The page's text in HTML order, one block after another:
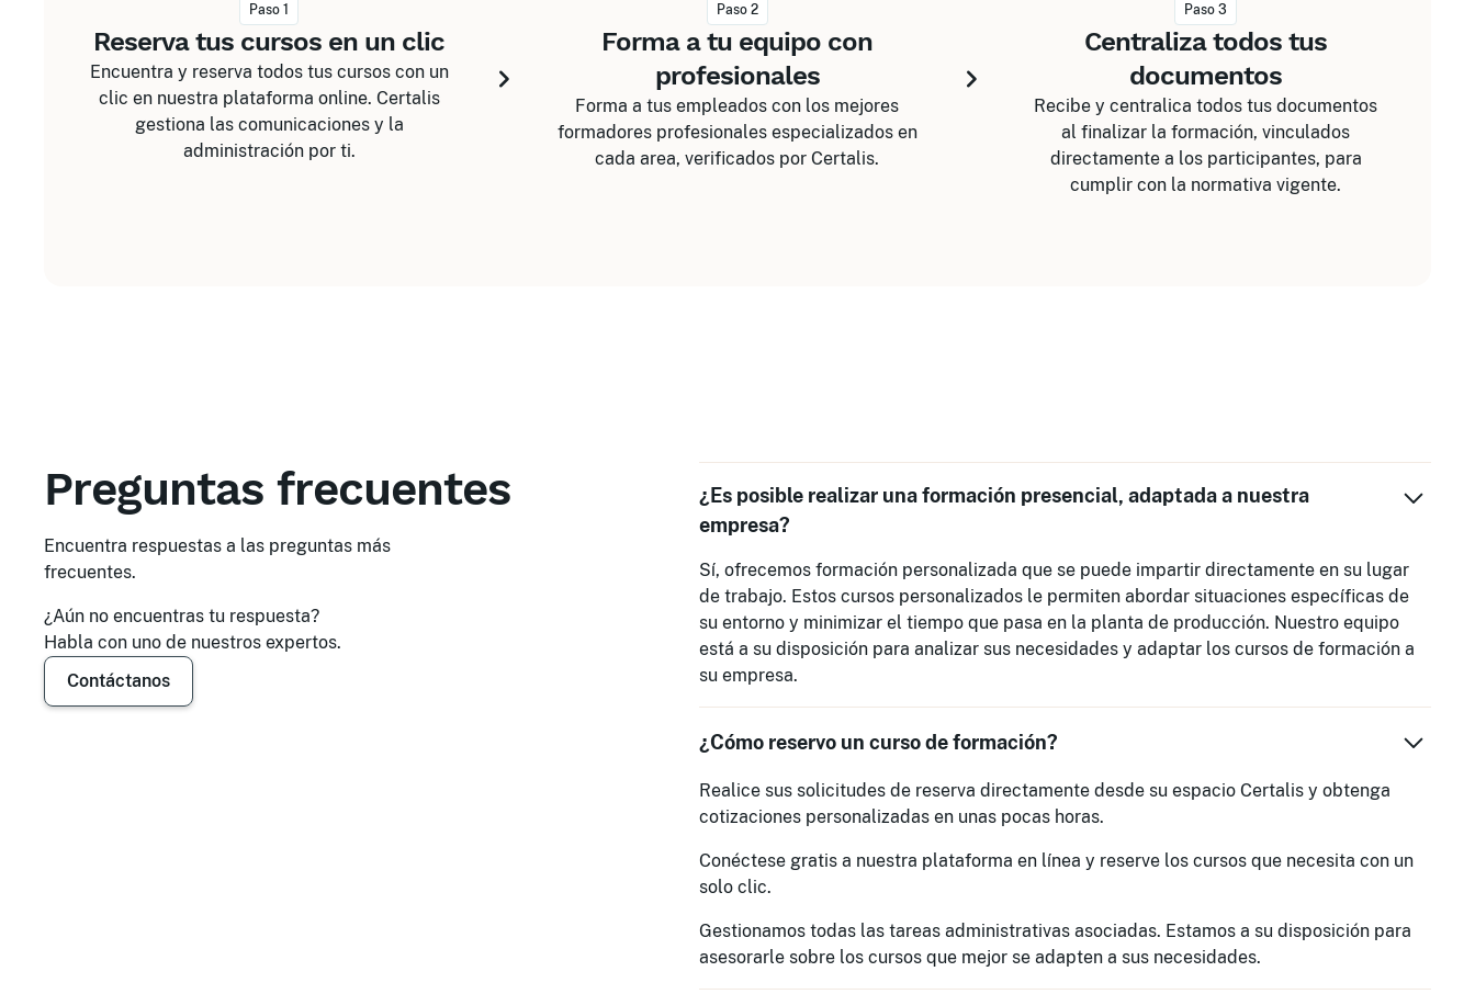
Paso 1
Reserva tus cursos en un clic
Encuentra y reserva todos tus cursos con un
clic en nuestra plataforma online. Certalis
gestiona las comunicaciones y la
administración por ti.
Paso 2
Forma a tu equipo con
profesionales
Forma a tus empleados con los mejores
formadores profesionales especializados en
cada area, verificados por Certalis.
Paso 3
Centraliza todos tus
documentos
Recibe y centralica todos tus documentos
al finalizar la formación, vinculados
directamente a los participantes, para
cumplir con la normativa vigente.
Preguntas frecuentes
Encuentra respuestas a las preguntas más
frecuentes.
¿Aún no encuentras tu respuesta?
Habla con uno de nuestros expertos.
Contáctanos
¿Es posible realizar una formación presencial, adaptada a nuestra
empresa?
Sí, ofrecemos formación personalizada que se puede impartir directamente en su lugar
de trabajo. Estos cursos personalizados le permiten abordar situaciones específicas de
su entorno y minimizar el tiempo que pasa en la planta de producción. Nuestro equipo
está a su disposición para analizar sus necesidades y adaptar los cursos de formación a
su empresa.
¿Cómo reservo un curso de formación?
Realice sus solicitudes de reserva directamente desde su espacio Certalis y obtenga
cotizaciones personalizadas en unas pocas horas.
Conéctese gratis a nuestra plataforma en línea y reserve los cursos que necesita con un
solo clic.
Gestionamos todas las tareas administrativas asociadas. Estamos a su disposición para
asesorarle sobre los cursos que mejor se adapten a sus necesidades.